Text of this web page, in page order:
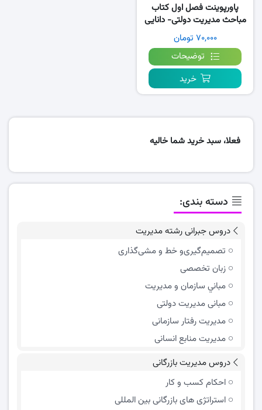
پاورپوینت فصل اول کتاب
مباحث مدیریت دولتی- دانایی
فرد۷۰,۰۰۰ تومان
توضیحات
خرید
فعلا، سبد خرید شما خالیه
دسته بندی:
دروس جبرانی رشته مدیریت
تصمیم‌گیری‌و خط و مشی‌گذاری
زبان تخصصی
مباني سازمان و مديريت
مبانی مدیریت دولتی
مدیریت رفتار سازمانی
مدیریت منابع انسانی
دروس مدیریت بازرگانی
احکام کسب و کار
استراتژی های بازرگانی بین المللی